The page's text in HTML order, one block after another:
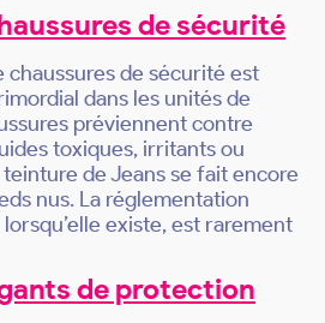
de sécurité
chaussures de sécurité est
dans les unités de
préviennent contre
toxiques, irritants ou
de Jeans se fait encore
nus. La réglementation
existe, est rarement
de protection